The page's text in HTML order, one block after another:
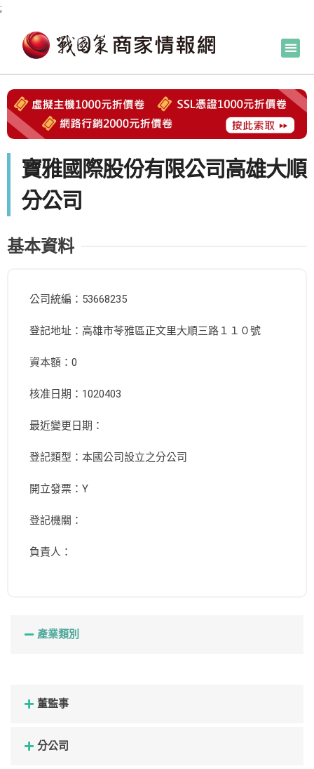
;
寶雅國際股份有限公司高雄大順
分公司
基本資料
公司統編：53668235
登記地址：高雄市苓雅區正文里大順三路１１０號
資本額：0
核准日期：1020403
最近變更日期：
登記類型：本國公司設立之分公司
開立發票：Y
登記機關：
負責人：
產業類別
董監事
分公司